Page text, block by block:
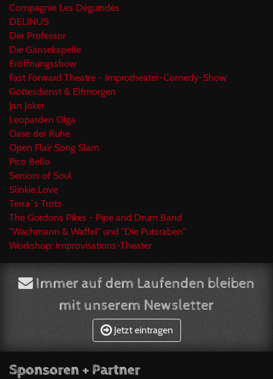
Compagnie Les Déguindés
DELINUS
Der Professor
Die Gänsekapelle
Eröffnungsshow
Fast Forward Theatre - Improtheater-Comedy-Show
Gottesdienst & Elfmorgen
Jan Joker
Leoparden Olga
Oase der Ruhe
Open Flair Song Slam
Pico Bello
Seniors of Soul
Slinkie Love
Terra`s Trots
The Gordons Pikes - Pipe and Drum Band
"Wachmann & Waffel" und "Die Putzraben"
Workshop: Improvisations-Theater
Immer auf dem Laufenden bleiben
mit unserem Newsletter
Jetzt eintragen
Sponsoren + Partner